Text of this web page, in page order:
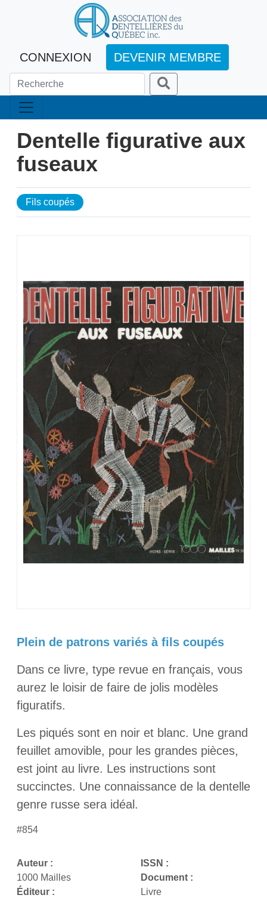
CONNEXION DEVENIR MEMBRE
Dentelle figurative aux
fuseaux
Fils coupés
Plein de patrons variés à fils coupés
Dans ce livre, type revue en français, vous
aurez le loisir de faire de jolis modèles
figuratifs.
Les piqués sont en noir et blanc. Une grand
feuillet amovible, pour les grandes pièces,
est joint au livre. Les instructions sont
succinctes. Une connaissance de la dentelle
genre russe sera idéal.
#854
Auteur :
1000 Mailles
Éditeur :
ISSN :
Document :
Livre